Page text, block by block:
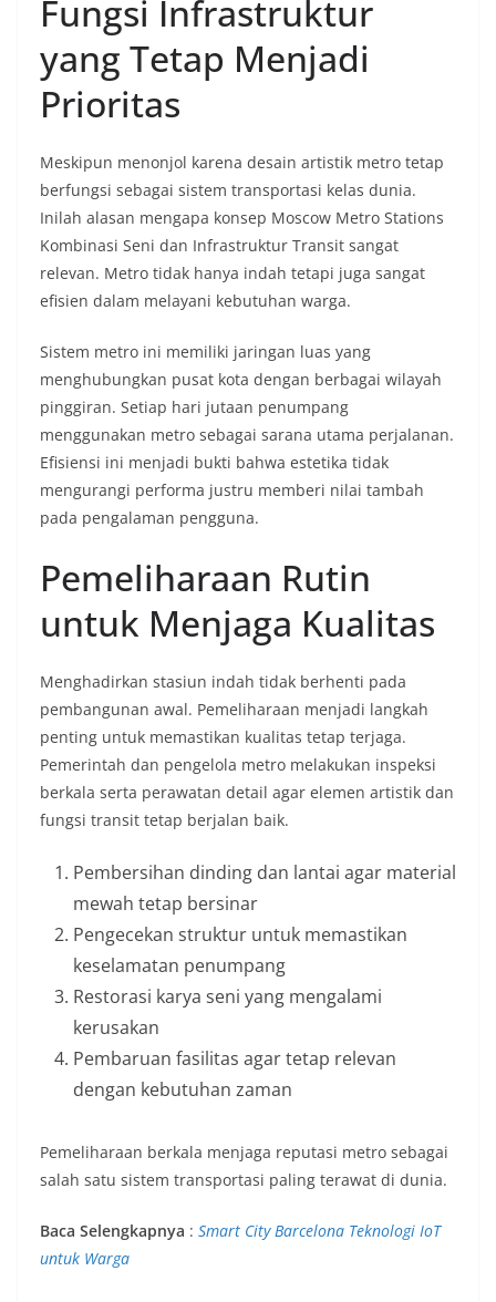
Fungsi Infrastruktur
yang Tetap Menjadi
Prioritas
Meskipun menonjol karena desain artistik metro tetap
berfungsi sebagai sistem transportasi kelas dunia.
Inilah alasan mengapa konsep Moscow Metro Stations
Kombinasi Seni dan Infrastruktur Transit sangat
relevan. Metro tidak hanya indah tetapi juga sangat
efisien dalam melayani kebutuhan warga.
Sistem metro ini memiliki jaringan luas yang
menghubungkan pusat kota dengan berbagai wilayah
pinggiran. Setiap hari jutaan penumpang
menggunakan metro sebagai sarana utama perjalanan.
Efisiensi ini menjadi bukti bahwa estetika tidak
mengurangi performa justru memberi nilai tambah
pada pengalaman pengguna.
Pemeliharaan Rutin
untuk Menjaga Kualitas
Menghadirkan stasiun indah tidak berhenti pada
pembangunan awal. Pemeliharaan menjadi langkah
penting untuk memastikan kualitas tetap terjaga.
Pemerintah dan pengelola metro melakukan inspeksi
berkala serta perawatan detail agar elemen artistik dan
fungsi transit tetap berjalan baik.
Pembersihan dinding dan lantai agar material
mewah tetap bersinar
Pengecekan struktur untuk memastikan
keselamatan penumpang
Restorasi karya seni yang mengalami
kerusakan
Pembaruan fasilitas agar tetap relevan
dengan kebutuhan zaman
Pemeliharaan berkala menjaga reputasi metro sebagai
salah satu sistem transportasi paling terawat di dunia.
Baca Selengkapnya : Smart City Barcelona Teknologi IoT
untuk Warga